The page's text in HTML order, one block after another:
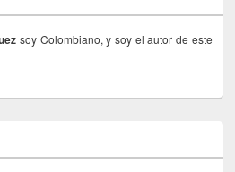
soy Colombiano, y soy el autor de este